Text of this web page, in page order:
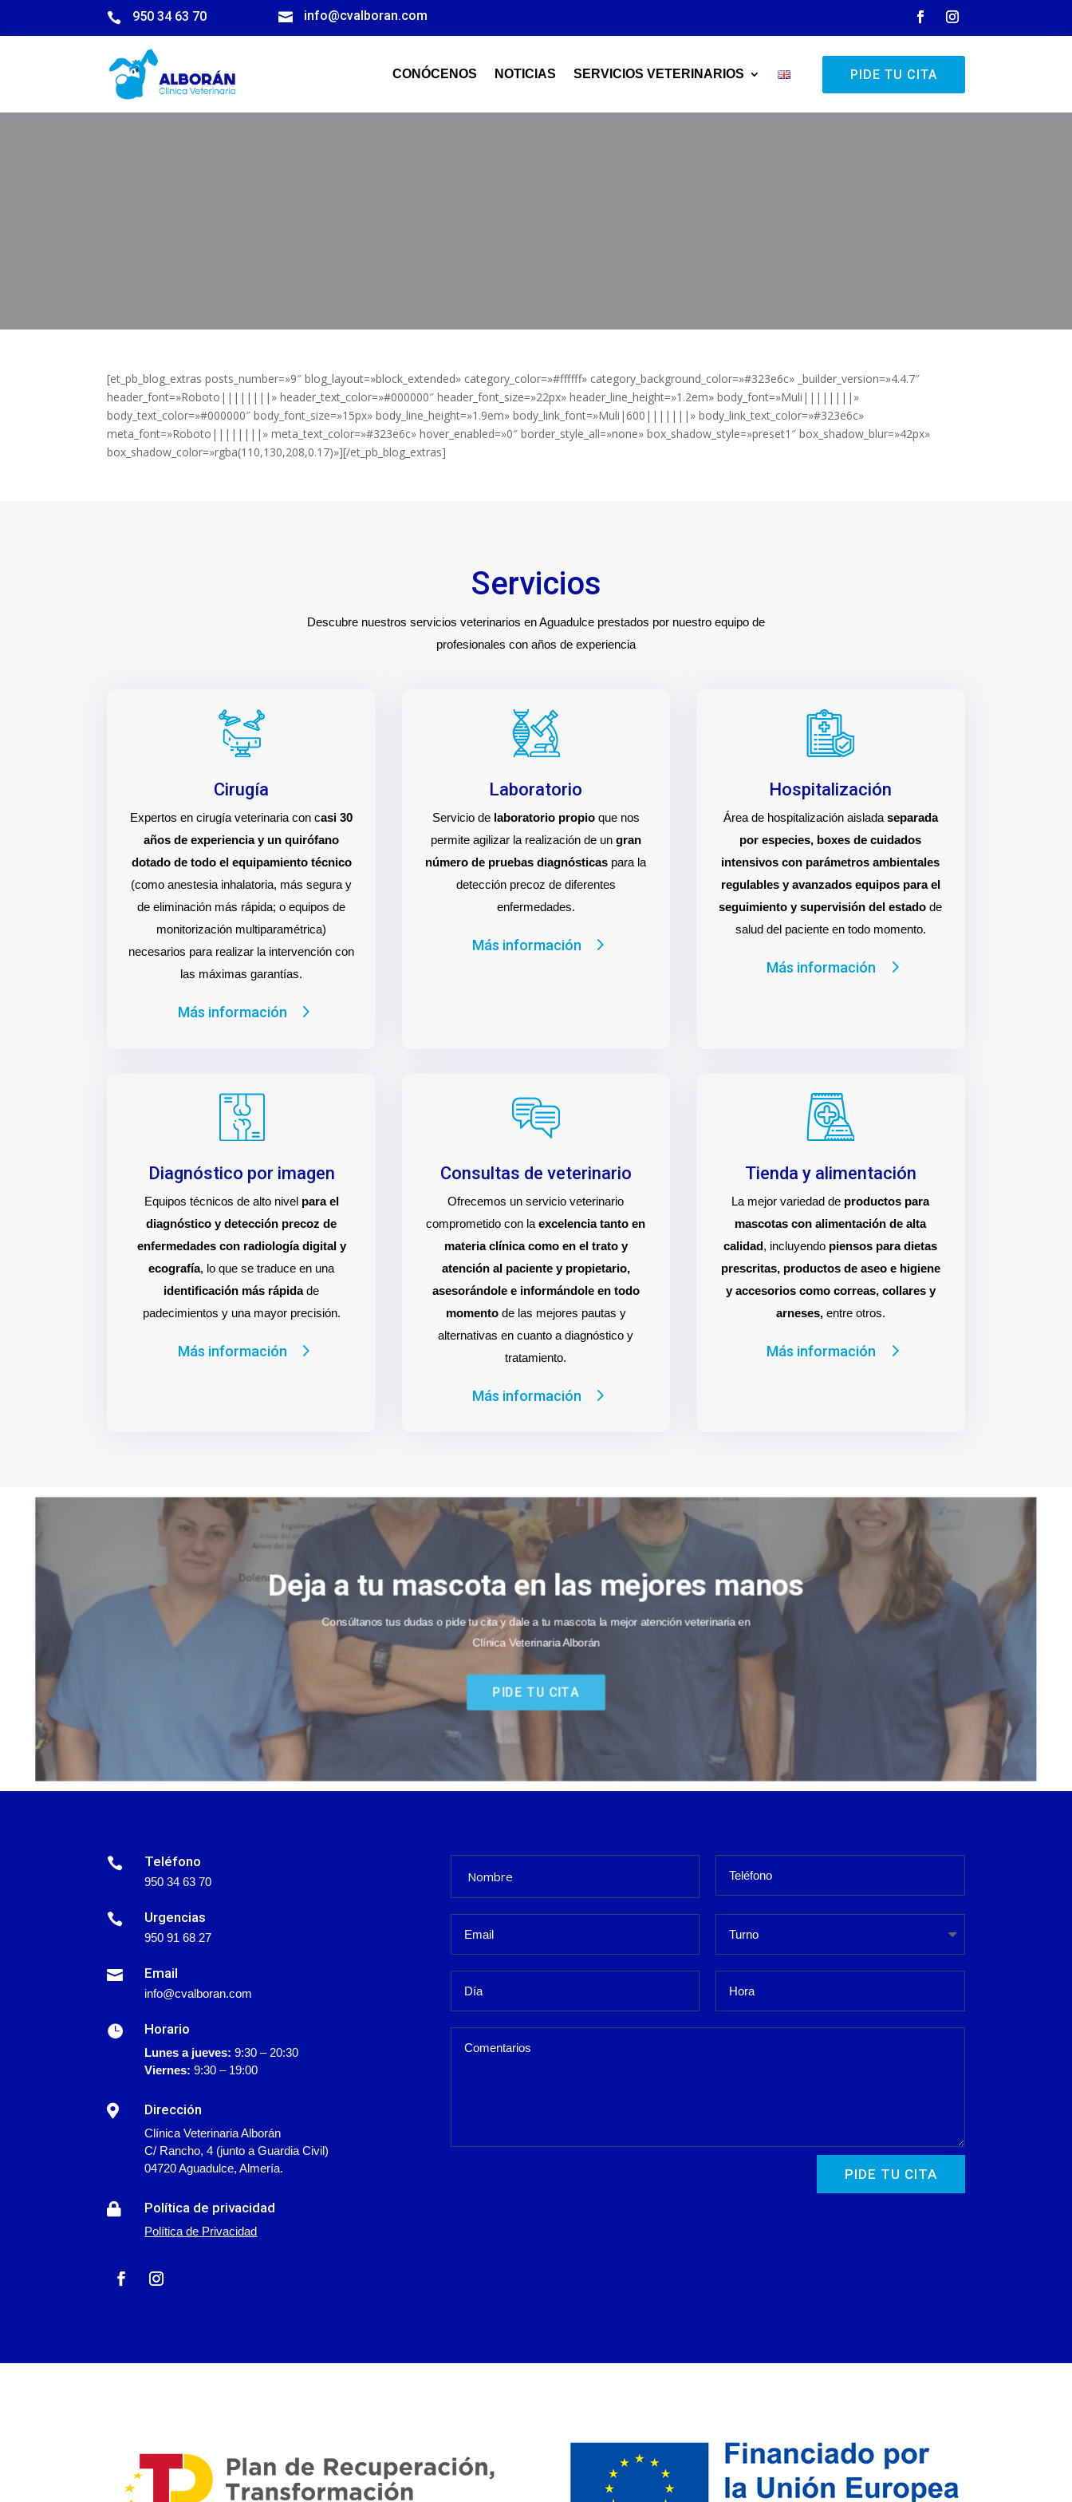
 950 34 63 70  info@cvalboran.com
CONÓCENOS NOTICIAS SERVICIOS VETERINARIOS PIDE TU CITA
[et_pb_blog_extras posts_number=»9″ blog_layout=»block_extended» category_color=»#ffffff» category_background_color=»#323e6c» _builder_version=»4.4.7″
header_font=»Roboto||||||||» header_text_color=»#000000″ header_font_size=»22px» header_line_height=»1.2em» body_font=»Muli||||||||»
body_text_color=»#000000″ body_font_size=»15px» body_line_height=»1.9em» body_link_font=»Muli|600|||||||» body_link_text_color=»#323e6c»
meta_font=»Roboto||||||||» meta_text_color=»#323e6c» hover_enabled=»0″ border_style_all=»none» box_shadow_style=»preset1″ box_shadow_blur=»42px»
box_shadow_color=»rgba(110,130,208,0.17)»][/et_pb_blog_extras]
Servicios
Descubre nuestros servicios veterinarios en Aguadulce prestados por nuestro equipo de
profesionales con años de experiencia
Cirugía
Expertos en cirugía veterinaria con casi 30
años de experiencia y un quirófano
dotado de todo el equipamiento técnico
(como anestesia inhalatoria, más segura y
de eliminación más rápida; o equipos de
monitorización multiparamétrica)
necesarios para realizar la intervención con
las máximas garantías.
Más información
Laboratorio
Servicio de laboratorio propioque nos
permite agilizar la realización de un gran
número de pruebas diagnósticas para la
detección precoz de diferentes
enfermedades.
Más información
Hospitalización
Área de hospitalización aislada separada
por especies, boxes de cuidados
intensivos con parámetros ambientales
regulables y avanzados equipos para el
seguimiento y supervisión del estado de
salud del paciente en todo momento.
Más información
Diagnóstico por imagen
Equipos técnicos de alto nivel para el
diagnóstico y detección precoz de
enfermedades con radiología digital y
ecografía, lo que se traduce en una
identificación más rápidade
padecimientos y una mayor precisión.
Más información
Consultas de veterinario
Ofrecemos un servicio veterinario
comprometido con laexcelencia tanto en
materia clínica como en el trato y
atención al paciente y propietario,
asesorándole e informándole en todo
momentode las mejores pautas y
alternativas en cuanto a diagnóstico y
tratamiento.
Más información
Tienda y alimentación
La mejor variedad de productos para
mascotas con alimentación de alta
calidad, incluyendo piensos para dietas
prescritas, productos de aseo e higiene
y accesorios como correas, collares y
arneses,entre otros.
Más información
Deja a tu mascota en las mejores manos
Consúltanos tus dudas o pide tu cita y dale a tu mascota la mejor atención veterinaria en
Clínica Veterinaria Alborán
PIDE TU CITA
 Teléfono
950 34 63 70
 Urgencias
950 91 68 27
 Email
info@cvalboran.com
 Horario
Lunes a jueves: 9:30 – 20:30
Viernes: 9:30 – 19:00
 Dirección
Clínica Veterinaria Alborán
C/ Rancho, 4 (junto a Guardia Civil)
04720 Aguadulce, Almería.
 Política de privacidad
Política de Privacidad
PIDE TU CITA